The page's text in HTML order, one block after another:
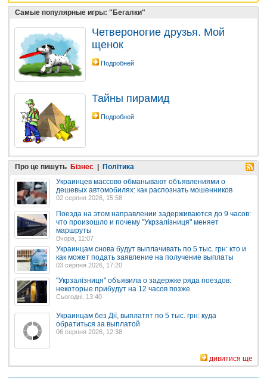
Самые популярные игры: "Бегалки"
Четвероногие друзья. Мой
щенок
Подробней
Тайны пирамид
Подробней
Про це пишуть Бізнес
Політика
Украинцев массово обманывают объявлениями о
дешевых автомобилях: как распознать мошенников
02 серпня 2026, 15:58
Поезда на этом направлении задерживаются до 9 часов:
что произошло и почему "Укрзалізниця" меняет
маршруты
Вчора, 11:07
Украинцам снова будут выплачивать по 5 тыс. грн: кто и
как может подать заявление на получение выплаты
03 серпня 2026, 17:20
"Укрзалізниця" объявила о задержке ряда поездов:
некоторые прибудут на 12 часов позже
Сьогодні, 13:40
Украинцам без Дії, выплатят по 5 тыс. грн: куда
обратиться за выплатой
06 серпня 2026, 12:38
дивитися ще